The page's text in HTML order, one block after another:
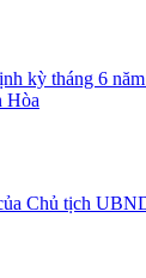
kỳ tháng 6
Hòa
Chủ tịch